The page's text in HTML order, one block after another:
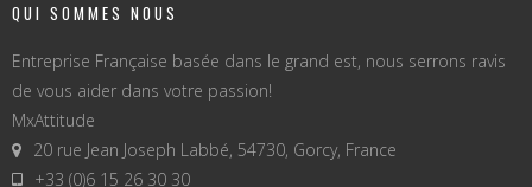
QUI SOMMES NOUS
Entreprise Française basée dans le grand est, nous serrons ravis
de vous aider dans votre passion!
MxAttitude
20 rue Jean Joseph Labbé, 54730, Gorcy, France
+33 (0)6 15 26 30 30